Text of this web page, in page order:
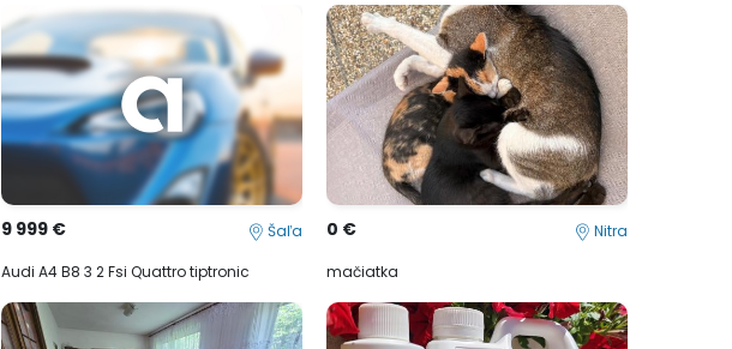
9 999 € Šaľa
Audi A4 B8 3 2 Fsi Quattro tiptronic
0 € Nitra
mačiatka